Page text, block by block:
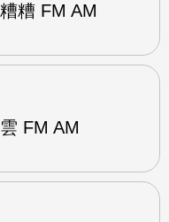
糟 FM AM
FM AM